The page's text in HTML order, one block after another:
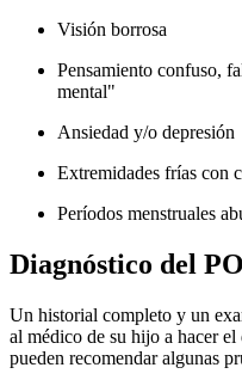
Visión borrosa
Pensamiento confuso,
mental"
Ansiedad y/o depresión
Extremidades frías con
Períodos menstruales
Diagnóstico del
Un historial completo y un
al médico de su hijo a hacer
pueden recomendar algunas